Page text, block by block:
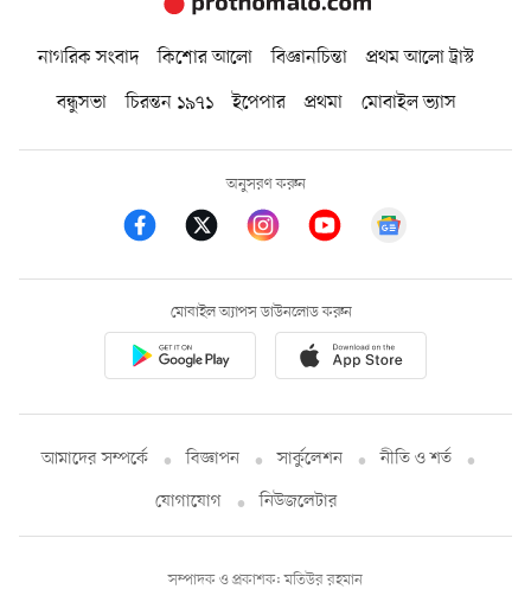
নাগরিক সংবাদ কিশোর আলো বিজ্ঞানচিন্তা
প্রথম আলো ট্রাস্ট
বন্ধুসভা
চিরন্তন ১৯৭১ ইপেপার প্রথমা মোবাইল ভ্যাস
অনুসরণ করুন
মোবাইল অ্যাপস ডাউনলোড করুন
আমাদের সম্পর্কে বিজ্ঞাপন সার্কুলেশন
নীতি ও শর্ত
যোগাযোগ
নিউজলেটার
সম্পাদক ও প্রকাশক: মতিউর রহমান